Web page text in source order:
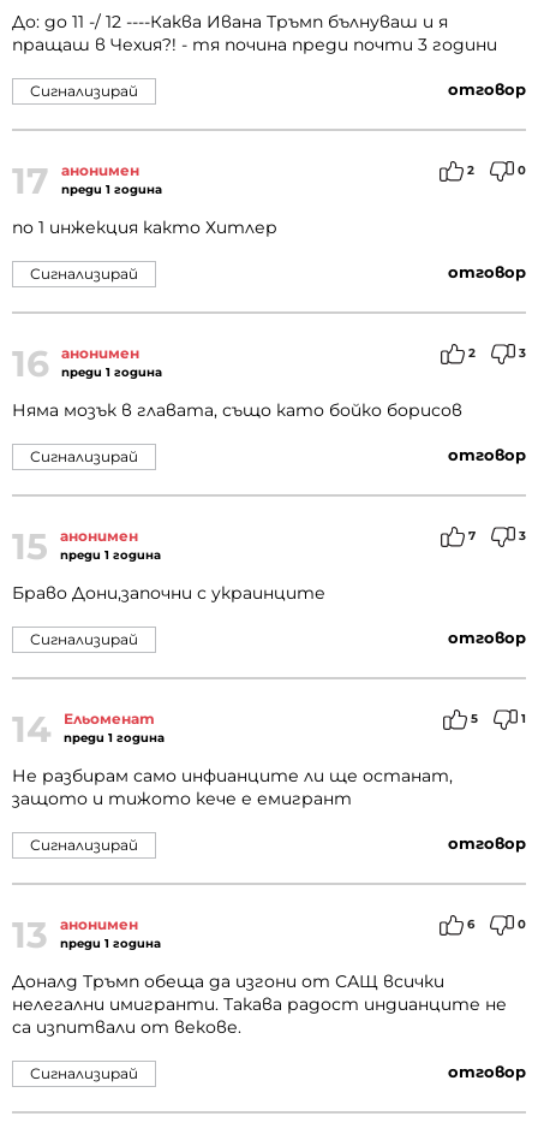
До: до 11 -/ 12 ----Каква Ивана Тръмп бълнуваш и я
пращаш в Чехия?! - тя почина преди почти 3 години
отговор
Сигнализирай
17 анонимен
преди 1 година
2 0
по 1 инжекция както Хитлер
отговор
Сигнализирай
16 анонимен
преди 1 година
2 3
Няма мозък в главата, също като бойко борисов
отговор
Сигнализирай
15 анонимен
преди 1 година
7 3
Браво Дони,започни с украинците
отговор
Сигнализирай
14 Ельоменат
преди 1 година
5 1
Не разбирам само инфианците ли ще останат,
защото и тижото кече е емигрант
отговор
Сигнализирай
13 анонимен
преди 1 година
6 0
Доналд Тръмп обеща да изгони от САЩ всички
нелегални имигранти. Такава радост индианците не
са изпитвали от векове.
отговор
Сигнализирай